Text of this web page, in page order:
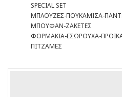
SPECIAL SET
ΜΠΛΟΥΖΕΣ-ΠΟΥΚΑΜΙΣΑ-
ΜΠΟΥΦΑΝ-ΖΑΚΕΤΕΣ
ΦΟΡΜΑΚΙΑ-ΕΣΩΡΟΥΧΑ-
ΠΙΤΖΑΜΕΣ